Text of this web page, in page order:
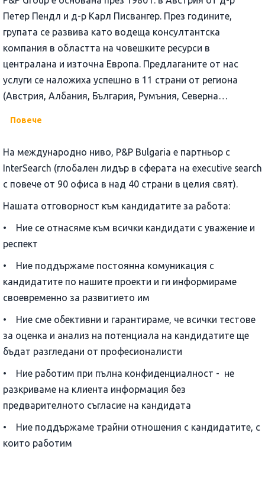
Петер Пендл и д-р Карл Писвангер. През годините,
групата се развива като водеща консултантска
компания в областта на човешките ресурси в
централана и източна Европа. Предлаганите от нас
услуги се наложиха успешно в 11 страни от региона
(Австрия, Албания, България, Румъния, Северна
Повече
На международно ниво, P&P Bulgaria e партньор с
InterSearch (глобален лидър в сферата на executive search
с повече от 90 офиса в над 40 страни в целия свят).
Нашата отговорност към кандидатите за работа:
• Ние се отнасяме към всички кандидати с уважение и
респект
• Ние поддържаме постоянна комуникация с
кандидатите по нашите проекти и ги информираме
своевременно за развитието им
• Ние сме обективни и гарантираме, че всички тестове
за оценка и анализ на потенциала на кандидатите ще
бъдат разгледани от професионалисти
• Ние работим при пълна конфиденциалност - не
разкриваме на клиента информация без
предварителното съгласие на кандидата
• Ние поддържаме трайни отношения с кандидатите, с
които работим